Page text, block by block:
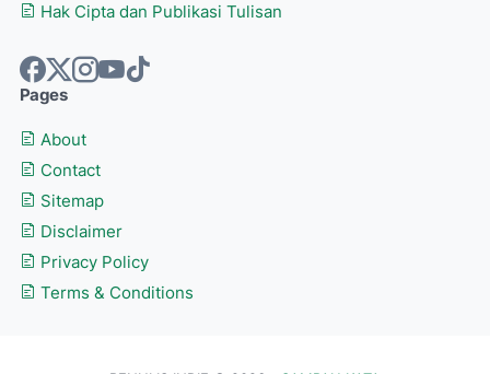
Hak Cipta dan Publikasi Tulisan
Pages
About
Contact
Sitemap
Disclaimer
Privacy Policy
Terms & Conditions